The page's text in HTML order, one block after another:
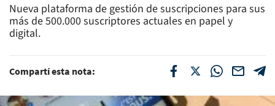
Nueva plataforma de gestión de suscripciones para sus
más de 500.000 suscriptores actuales en papel y
digital.
Compartí esta nota: